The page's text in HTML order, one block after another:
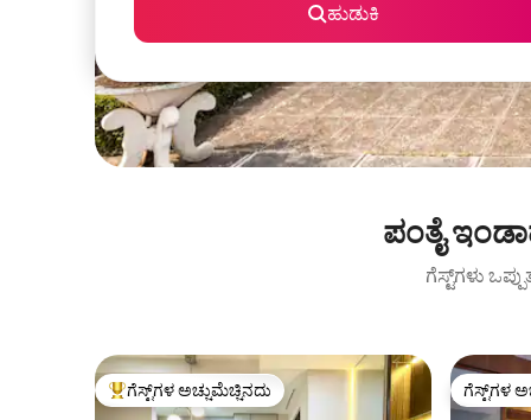
ಹುಡುಕಿ
ಪಂತೈ
ಗೆಸ್ಟ್‌ಗಳು
ಗೆಸ್ಟ್‌ಗಳಿಗೆ ಅತಿ ಹೆಚ್ಚು ಅಚ್ಚುಮೆಚ್ಚಿನದು
ಗೆಸ್ಟ್‌ಗಳ ಅಚ್ಚುಮೆಚ್ಚಿನದು ಗೆಸ್ಟ್‌ಗಳ
ಗೆಸ್ಟ್‌ಗಳ